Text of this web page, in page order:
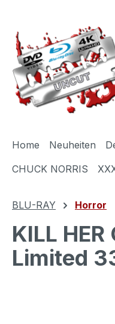
Home Neuheiten
CHUCK NORRIS
BLU-RAY Horror
KILL
Limited